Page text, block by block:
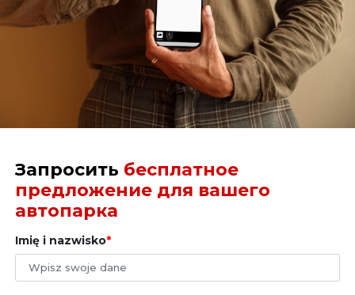
на смартфоне и появляются на его экране. Если
приложение DSLocate на смартфоне не
используется, уведомления будут отправляться на
электронную почту, указанную при создании учётной
записи в системе DSLocate, и будут доступны через
браузер на обычном компьютере.
Запросить бесплатное
предложение для вашего
автопарка
Imię i nazwisko